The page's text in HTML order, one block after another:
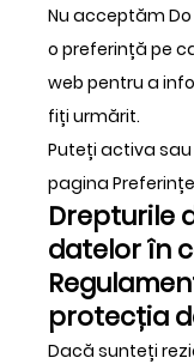
Nu acceptăm Do
o preferință pe
web pentru a
fiți urmărit.
Puteți activa
pagina
Drepturile
datelor în
protecția
Dacă sunteți